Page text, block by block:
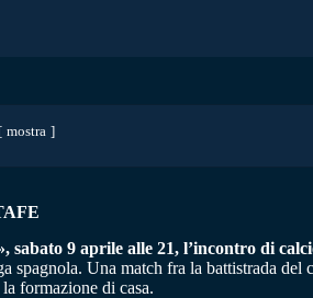
mostra
sabato 9 aprile alle 21, l’incontro di
spagnola. Una match fra la battistrada
formazione di casa.